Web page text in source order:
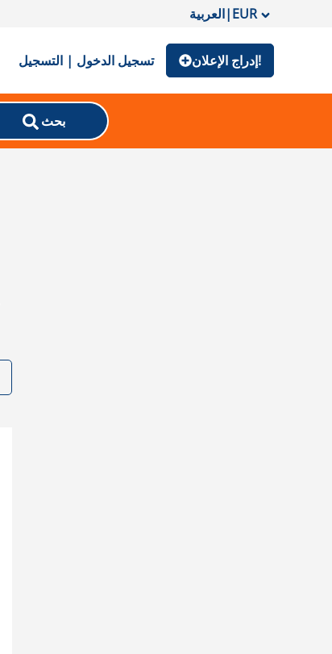
العربية|EUR
تسجيل الدخول | التسجيل إدراج الإعلان!
بحث